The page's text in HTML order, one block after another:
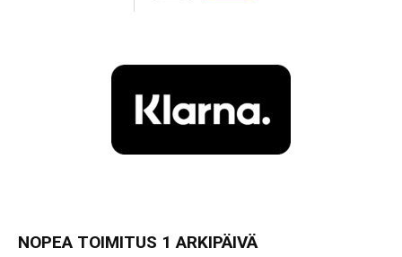
NOPEA TOIMITUS 1 ARKIPÄIVÄ